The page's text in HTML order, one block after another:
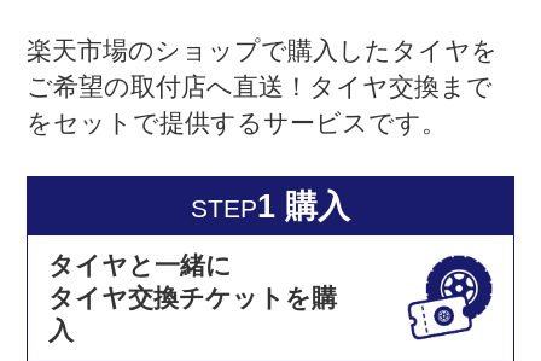
楽天市場のショップで購入したタイヤを
ご希望の取付店へ直送！タイヤ交換まで
をセットで提供するサービスです。
STEP1 購入
タイヤと一緒に
タイヤ交換チケットを購
入